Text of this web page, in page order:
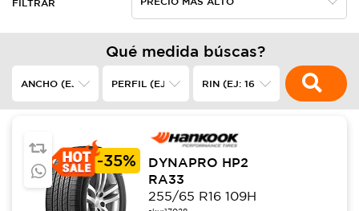
FILTRAR
Qué medida búscas?
-35%
DYNAPRO HP2
RA33
255/65 R16 109H